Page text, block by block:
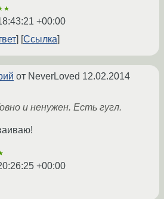
+00:00
Ссылка
от NeverLoved 12.02.2014
и ненужен. Есть гугл.
+00:00